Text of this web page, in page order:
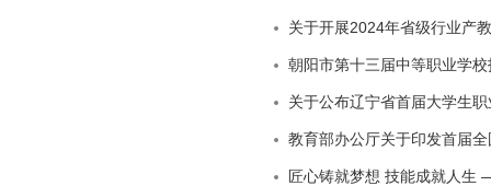
关于开展2024年省级行业产
朝阳市第十三届中等职业学
关于公布辽宁省首届大学生
教育部办公厅关于印发首届
匠心铸就梦想 技能成就人生